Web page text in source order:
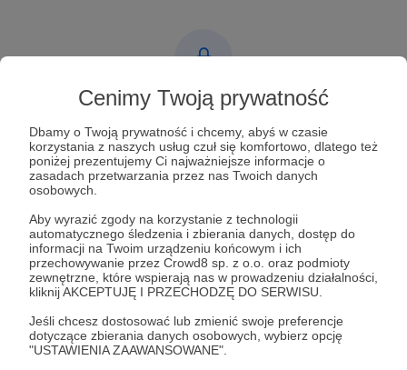
Cenimy Twoją prywatność
Dbamy o Twoją prywatność i chcemy, abyś w czasie
korzystania z naszych usług czuł się komfortowo, dlatego też
poniżej prezentujemy Ci najważniejsze informacje o
zasadach przetwarzania przez nas Twoich danych
osobowych.
Aby wyrazić zgody na korzystanie z technologii
automatycznego śledzenia i zbierania danych, dostęp do
informacji na Twoim urządzeniu końcowym i ich
przechowywanie przez Crowd8 sp. z o.o. oraz podmioty
zewnętrzne, które wspierają nas w prowadzeniu działalności,
kliknij AKCEPTUJĘ I PRZECHODZĘ DO SERWISU.
Jeśli chcesz dostosować lub zmienić swoje preferencje
dotyczące zbierania danych osobowych, wybierz opcję
"USTAWIENIA ZAAWANSOWANE".
Post dostępny tylko dla Patronów
Aby zobaczyć ten materiał musisz być zalogowany
Zaloguj się
zvz plus
Udostępnij